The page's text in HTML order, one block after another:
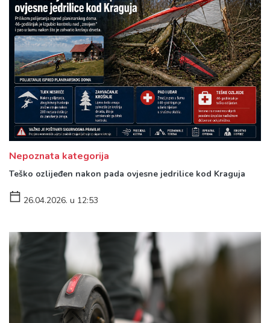
Nepoznata kategorija
Teško ozlijeđen nakon pada ovjesne jedrilice kod Kraguja
26.04.2026. u 12:53